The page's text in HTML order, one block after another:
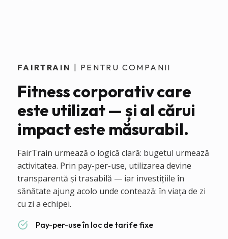
FAIRTRAIN | PENTRU COMPANII
Fitness corporativ care
este utilizat — și al cărui
impact este măsurabil.
FairTrain urmează o logică clară: bugetul urmează
activitatea. Prin pay-per-use, utilizarea devine
transparentă și trasabilă — iar investițiile în
sănătate ajung acolo unde contează: în viața de zi
cu zi a echipei.
Pay-per-use în loc de tarife fixe